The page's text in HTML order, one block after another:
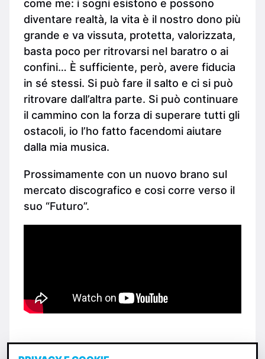
come me: i sogni esistono e possono
diventare realtà, la vita è il nostro dono più
grande e va vissuta, protetta, valorizzata,
basta poco per ritrovarsi nel baratro o ai
confini… È sufficiente, però, avere fiducia
in sé stessi. Si può fare il salto e ci si può
ritrovare dall’altra parte. Si può continuare
il cammino con la forza di superare tutti gli
ostacoli, io l’ho fatto facendomi aiutare
dalla mia musica.
Prossimamente con un nuovo brano sul
mercato discografico e cosi corre verso il
suo “Futuro”.